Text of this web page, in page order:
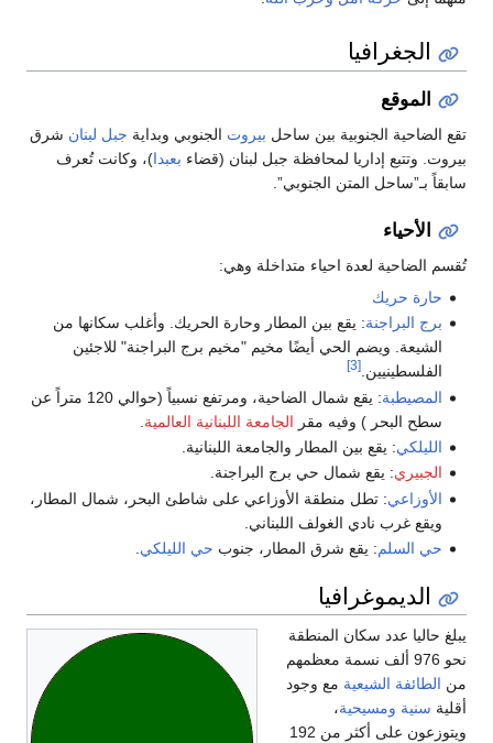
الجغرافيا
الموقع
تقع الضاحية الجنوبية بين ساحل بيروت الجنوبي وبداية جبل لبنان شرق
بيروت. وتتبع إداريا لمحافظة جبل لبنان (قضاء بعبدا)، وكانت تُعرف
سابقاً بـ”ساحل المتن الجنوبي”.
الأحياء
تُقسم الضاحية لعدة احياء متداخلة وهي:
حارة حريك
برج البراجنة: يقع بين المطار وحارة الحريك. وأغلب سكانها من
الشيعة. ويضم الحي أيضًا مخيم "مخيم برج البراجنة" للاجئين
الفلسطينيين.[3]
المصيطبة
: يقع شمال الضاحية، ومرتفع نسبياً (حوالي 120 متراً عن
سطح البحر ) وفيه مقر الجامعة اللبنانية العالمية
الليلكي: يقع بين المطار والجامعة اللبنانية.
الجبيري: يقع شمال حي برج البراجنة.
الأوزاعي: تطل منطقة الأوزاعي على شاطئ البحر، شمال المطار،
ويقع غرب نادي الغولف اللبناني.
حي السلم: يقع شرق المطار، جنوب حي الليلكي
الديموغرافيا
يبلغ حاليا عدد سكان المنطقة
نحو 976 ألف نسمة معظمهم
من الطائفة الشيعية مع وجود
أقلية سنية ومسيحية،
ويتوزعون على أكثر من 192